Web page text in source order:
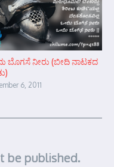
ಬೊಗಸೆ ನೀರು (ಬೀದಿ ನಾಟಕದ
6, 2011
be published.